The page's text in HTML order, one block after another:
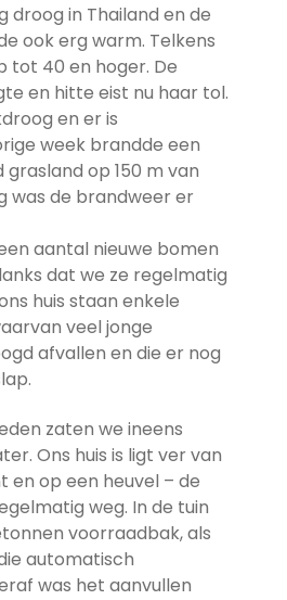
droog in Thailand en de
ook erg warm. Telkens
tot 40 en hoger. De
en hitte eist nu haar tol.
en er is
week brandde een
op 150 m van
was de brandweer er
aantal nieuwe bomen
dat we ze regelmatig
huis staan enkele
veel jonge
afvallen en die er nog
zaten we ineens
Ons huis is ligt ver van
en op een heuvel – de
weg. In de tuin
voorraadbak, als
automatisch
was het aanvullen